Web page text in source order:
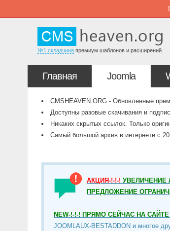
№1 складчина премиум шаблонов и расширений
Главная Joomla
CMSHEAVEN.ORG - Обновленные
Доступны разовые скачивания и
Никаких скрытых ссылок. Только
Самый большой архив в интернете с
АКЦИЯ-!-!-! УВЕЛИЧЕНИЕ
ПРЕДЛОЖЕНИЕ
NEW-!-!-! ПРЯМО СЕЙЧАС НА
JOOMLAUX-BESTADDON и